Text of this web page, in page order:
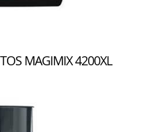
MAGIMIX 4200XL